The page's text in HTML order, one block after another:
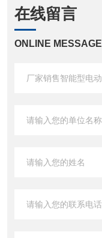
在线留言
ONLINE MESSAGE